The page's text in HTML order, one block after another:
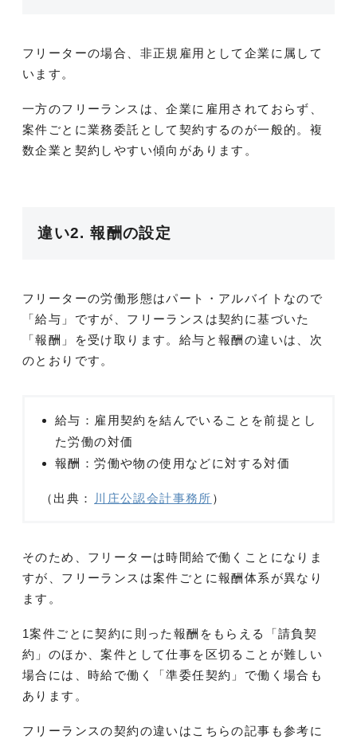
フリーターの場合、非正規雇用として企業に属して
います。
一方のフリーランスは、企業に雇用されておらず、
案件ごとに業務委託として契約するのが一般的。複
数企業と契約しやすい傾向があります。
違い2. 報酬の設定
フリーターの労働形態はパート・アルバイトなので
「給与」ですが、フリーランスは契約に基づいた
「報酬」を受け取ります。給与と報酬の違いは、次
のとおりです。
給与：雇用契約を結んでいることを前提とし
た労働の対価
報酬：労働や物の使用などに対する対価
（出典： 川庄公認会計事務所 ）
そのため、フリーターは時間給で働くことになりま
すが、フリーランスは案件ごとに報酬体系が異なり
ます。
1案件ごとに契約に則った報酬をもらえる「請負契
約」のほか、案件として仕事を区切ることが難しい
場合には、時給で働く「準委任契約」で働く場合も
あります。
フリーランスの契約の違いはこちらの記事も参考に